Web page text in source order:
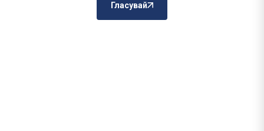
Гласувай